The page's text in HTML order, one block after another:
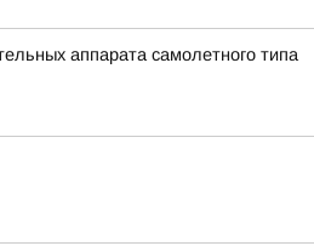
аппарата самолетного типа